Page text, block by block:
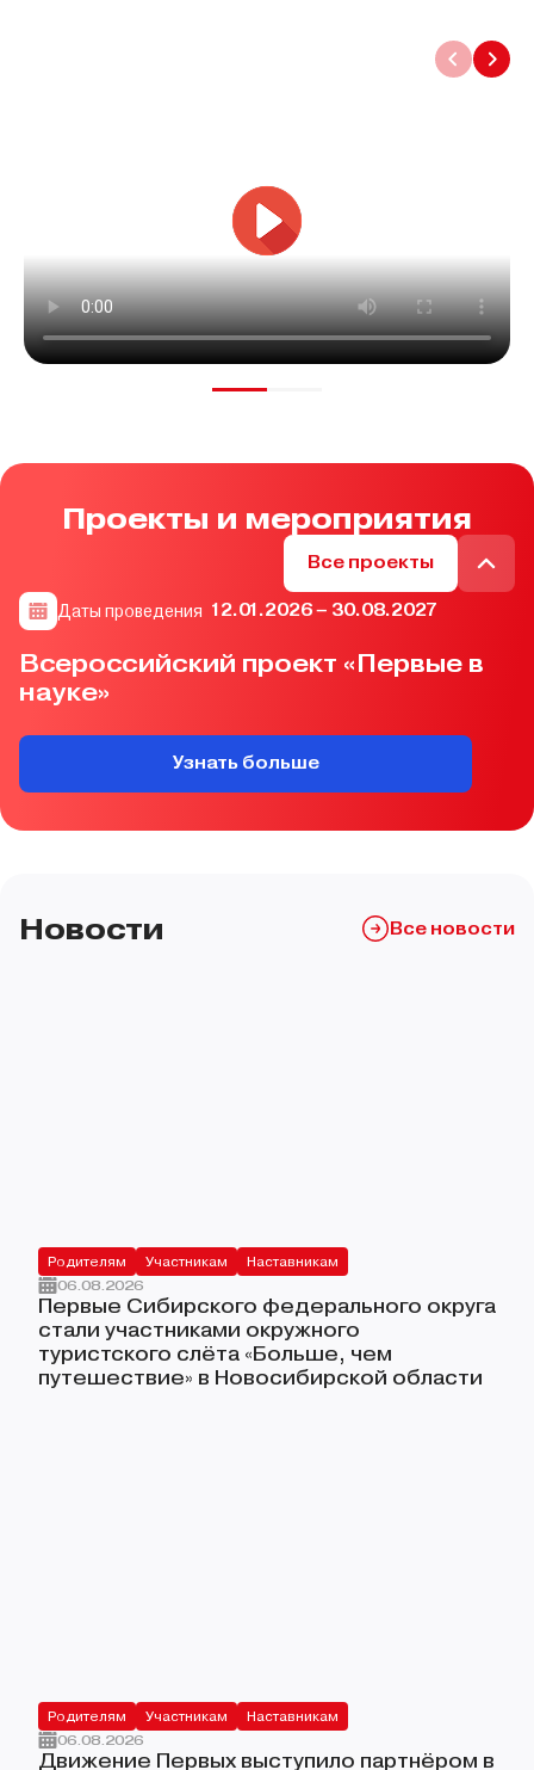
Проекты и мероприятия
Все проекты
Даты проведения 12.01.2026 – 30.08.2027
Всероссийский проект «Первые в
науке»
Узнать больше
Всероссийский слет для наставников Движения Первых
Всероссийский проект «Первая помощь»
Всероссийский проект «Юннаты Первых»
Конкурс первичных отделений Движения Первых 2025-2026
Новости Все новости
Родителям Участникам Наставникам
06.08.2026
Первые Сибирского федерального округа
стали участниками окружного
туристского слёта «Больше, чем
путешествие» в Новосибирской области
Родителям Участникам Наставникам
06.08.2026
Движение Первых выступило партнёром в